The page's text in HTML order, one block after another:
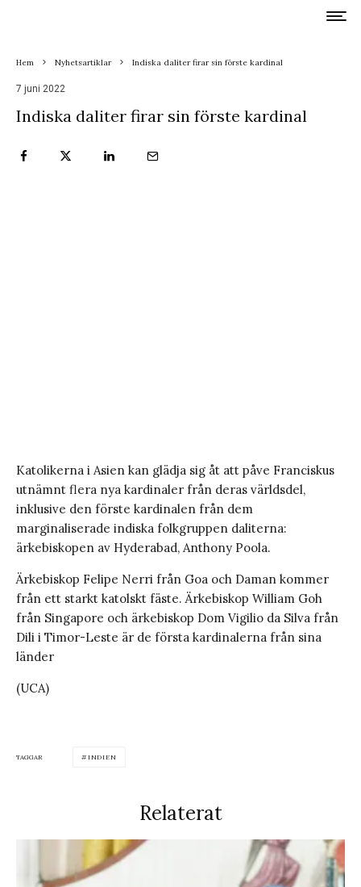
Hem Nyhetsartiklar Indiska daliter firar sin förste kardinal
7 juni 2022
Indiska daliter firar sin förste kardinal
Katolikerna i Asien kan glädja sig åt att påve Franciskus
utnämnt flera nya kardinaler från deras världsdel,
inklusive den förste kardinalen från dem
marginaliserade indiska folkgruppen daliterna:
ärkebiskopen av Hyderabad, Anthony Poola.
Ärkebiskop Felipe Nerri från Goa och Daman kommer
från ett starkt katolskt fäste. Ärkebiskop William Goh
från Singapore och ärkebiskop Dom Vigilio da Silva från
Dili i Timor-Leste är de första kardinalerna från sina
länder
(UCA)
TAGGAR INDIEN
Relaterat